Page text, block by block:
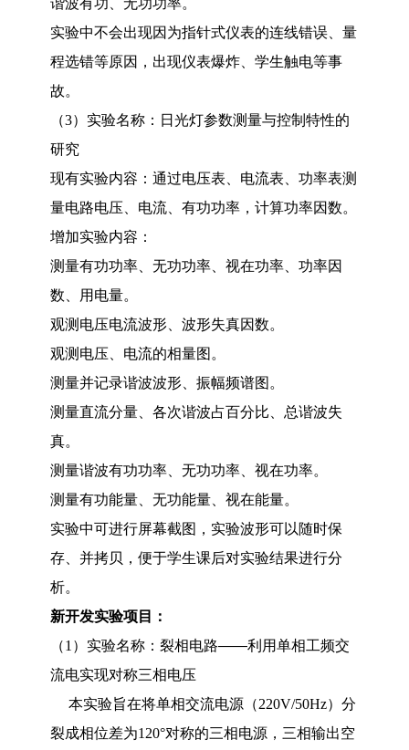
谐波有功、无功功率。
实验中不会出现因为指针式仪表的连线错误、量
程选错等原因，出现仪表爆炸、学生触电等事
故。
（3）实验名称：日光灯参数测量与控制特性的
研究
现有实验内容：通过电压表、电流表、功率表测
量电路电压、电流、有功功率，计算功率因数。
增加实验内容：
测量有功功率、无功功率、视在功率、功率因
数、用电量。
观测电压电流波形、波形失真因数。
观测电压、电流的相量图。
测量并记录谐波波形、振幅频谱图。
测量直流分量、各次谐波占百分比、总谐波失
真。
测量谐波有功功率、无功功率、视在功率。
测量有功能量、无功能量、视在能量。
实验中可进行屏幕截图，实验波形可以随时保
存、并拷贝，便于学生课后对实验结果进行分
析。
新开发实验项目：
（1 ）实验名称：裂相电路——利用单相工频交
流电实现对称三相电压
本实验旨在将单相交流电源（220V/50Hz）分
裂成相位差为120°对称的三相电源 ， 三相输出空